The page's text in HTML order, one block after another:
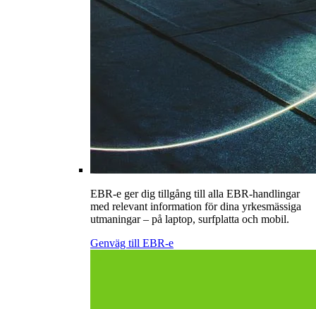
EBR-e ger dig tillgång till alla EBR-handlingar
med relevant information för dina yrkesmässiga
utmaningar – på laptop, surfplatta och mobil.
Genväg till EBR-e